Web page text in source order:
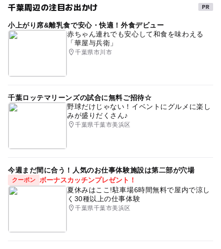
千葉周辺の注目お出かけ
小上がり席&離乳食で安心・快適！外食デビュー
赤ちゃん連れでも安心して和食を味わえる
「華屋与兵衛」
千葉県市川市
千葉ロッテマリーンズの試合に無料ご招待☆
野球だけじゃない！イベントにグルメに楽し
みが盛りだくさん♪
千葉県千葉市美浜区
今週まだ間に合う！人気のお仕事体験施設は第二部が穴場
クーポン
ボーナスカッチンプレゼント！
夏休みはここ!駐車場6時間無料で屋内で涼し
く30種以上の仕事体験
千葉県千葉市美浜区